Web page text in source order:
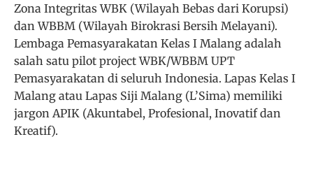
Zona Integritas WBK (Wilayah Bebas dari Korupsi)
dan WBBM (Wilayah Birokrasi Bersih Melayani).
Lembaga Pemasyarakatan Kelas I Malang adalah
salah satu pilot project WBK/WBBM UPT
Pemasyarakatan di seluruh Indonesia. Lapas Kelas I
Malang atau Lapas Siji Malang (L’Sima) memiliki
jargon APIK (Akuntabel, Profesional, Inovatif dan
Kreatif).